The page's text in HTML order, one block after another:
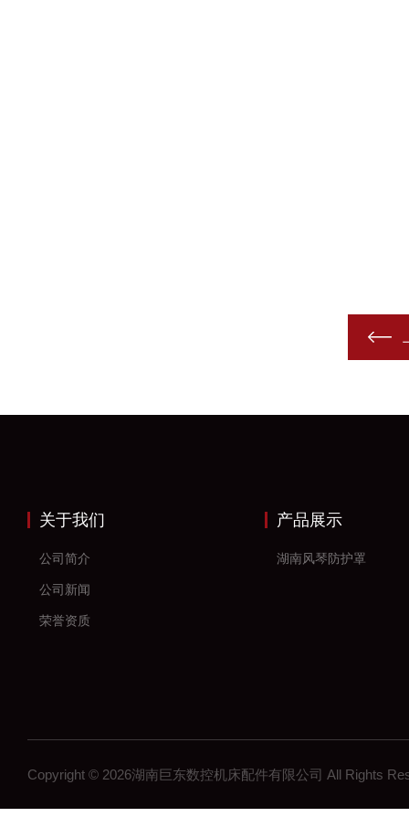
关于我们
公司简介
公司新闻
荣誉资质
产品展示
湖南风琴防护罩
Copyright © 2026湖南巨东数控机床配件有限公司 All Rights